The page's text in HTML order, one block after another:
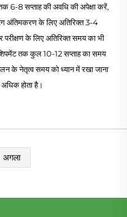
6-8 सप्ताह की अवधि की अपेक्षा करें,
अंतिमकरण के लिए अतिरिक्त 3-4
परीक्षण के लिए अतिरिक्त समय का भी
तक कुल 10-12 सप्ताह का समय
के नेतृत्व समय को ध्यान में रखा जाना
होता है।
अगला